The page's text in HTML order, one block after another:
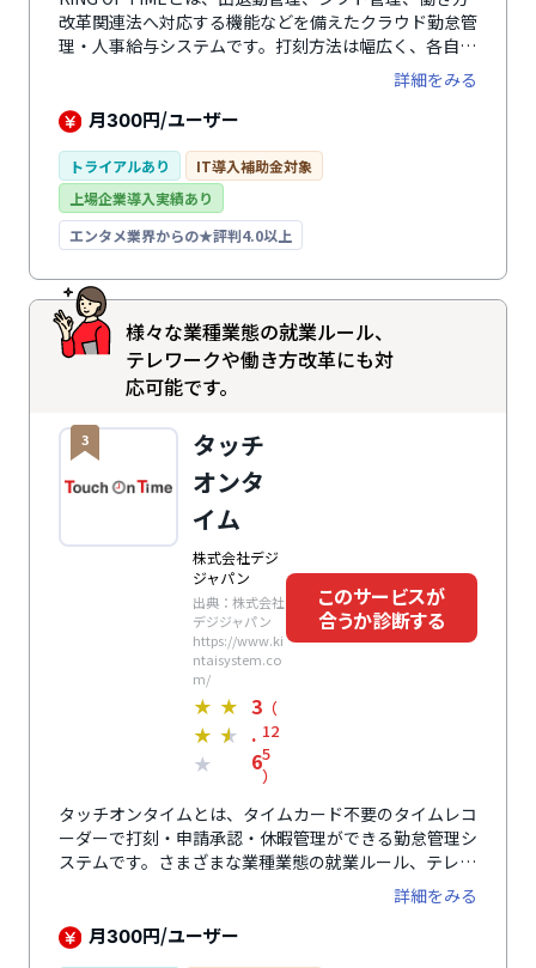
改革関連法へ対応する機能などを備えたクラウド勤怠管
理・人事給与システムです。打刻方法は幅広く、各自の
PCやスマホ端末からのWEBブラウザ打刻に加え、LINE
WORKSとの連携によるチャット打刻、本人確認で不正
を防ぐ生体認証打刻や交通系ICカード打刻などがありま
せて設定でき、オンラインで申請承認ができます。追加
費用なしで「KING OF TIME給与」と連携できるのも魅
力のひとつ。勤怠管理から給与計算までシームレスに一
元管理が可能です。リアルタイムで自動集計した勤務時
部の給与計算サービス、Akerunなどの入退室管理シス
テムなど外部サービスとの連携が可能です。加えて東京
と大分の2拠点でサポート専門のスタッフがおり、サポ
ート体制を整えているのも特徴の一つです。導入企業数
62,000社の実績を持ち、幅広い機能によって勤怠管理
詳細をみる
月300円/ユーザー
トライアルあり
IT導入補助金対象
上場企業導入実績あり
エンタメ業界からの★評判4.0以上
様々な業種業態の就業ルール、
テレワークや働き方改革にも対
応可能です。
3
タッチ
オンタ
イム
株式会社デジ
ジャパン
出典：株式会社
デジジャパン
https://www.ki
ntaisystem.co
m/
★ ★
★ ★
★
3
.
6
（
12
5
）
このサービスが
合うか診断する
タッチオンタイムとは、タイムカード不要のタイムレコ
ーダーで打刻・申請承認・休暇管理ができる勤怠管理シ
ステムです。さまざまな業種業態の就業ルール、テレワ
ークや働き方改革にも対応しています。豊富な打刻方法
が用意されているのが特徴のひとつ。不正打刻の防止に
適した生体認証のタイムレコーダーから、導入費用0円
詳細をみる
月300円/ユーザー